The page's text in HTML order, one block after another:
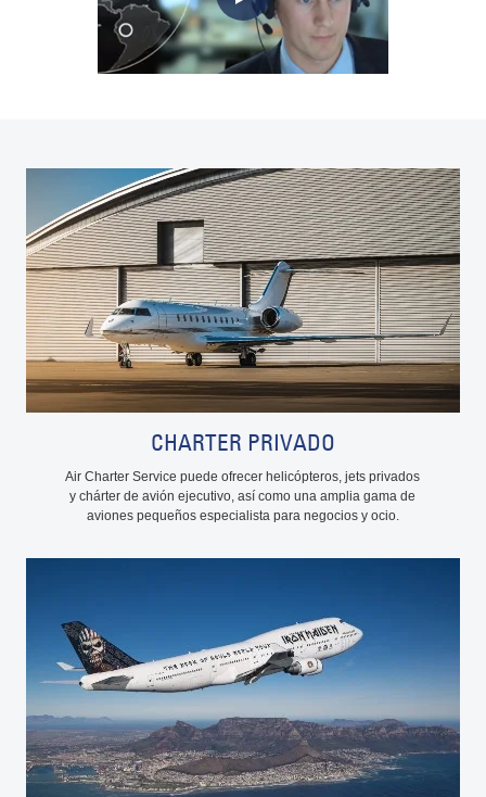
CHARTER PRIVADO
Air Charter Service puede ofrecer helicópteros, jets privados
y chárter de avión ejecutivo, así como una amplia gama de
aviones pequeños especialista para negocios y ocio.